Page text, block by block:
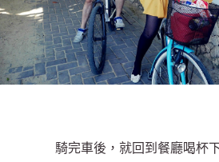
騎完車後，就回到餐廳喝杯